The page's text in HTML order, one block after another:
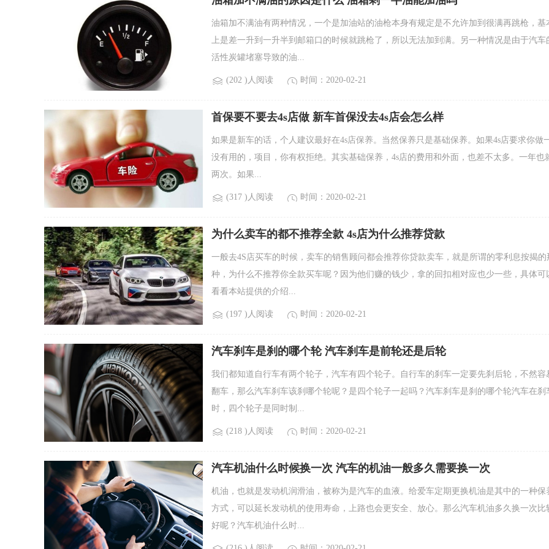
油箱加不满油有两种情况，一个是加油站的油枪本身有规定是不允许加到很满再跳枪，基
上是差一升到一升半到邮箱口的时候就跳枪了，所以无法加到满。另一种情况是由于汽车
活性炭罐堵塞导致的油...
(202 )人阅读 时间：2020-02-21
首保要不要去4s店做 新车首保没去4s店会怎么样
如果是新车的话，个人建议最好在4s店保养。当然保养只是基础保养。如果4s店要求你做
没有用的，项目，你有权拒绝。其实基础保养，4s店的费用和外面，也差不太多。一年也
两次。如果...
(317 )人阅读 时间：2020-02-21
为什么卖车的都不推荐全款 4s店为什么推荐贷款
一般去4S店买车的时候，卖车的销售顾问都会推荐你贷款卖车，就是所谓的零利息按揭的
种，为什么不推荐你全款买车呢？因为他们赚的钱少，拿的回扣相对应也少一些，具体可
看看本站提供的介绍...
(197 )人阅读 时间：2020-02-21
汽车刹车是刹的哪个轮 汽车刹车是前轮还是后轮
我们都知道自行车有两个轮子，汽车有四个轮子。自行车的刹车一定要先刹后轮，不然容
翻车，那么汽车刹车该刹哪个轮呢？是四个轮子一起吗？汽车刹车是刹的哪个轮汽车在刹
时，四个轮子是同时制...
(218 )人阅读 时间：2020-02-21
汽车机油什么时候换一次 汽车的机油一般多久需要换一次
机油，也就是发动机润滑油，被称为是汽车的血液。给爱车定期更换机油是其中的一种保
方式，可以延长发动机的使用寿命，上路也会更安全、放心。那么汽车机油多久换一次比
好呢？汽车机油什么时...